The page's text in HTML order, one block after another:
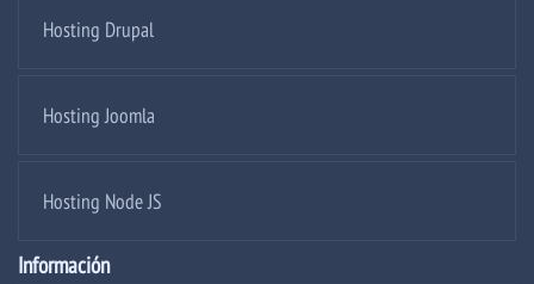
Hosting Drupal
Hosting Joomla
Hosting Node JS
Información